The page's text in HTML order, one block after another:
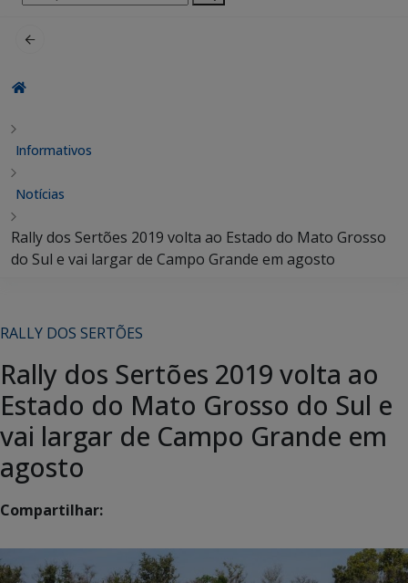
por:
Informativos
Notícias
Rally dos Sertões 2019 volta ao Estado do Mato Grosso
do Sul e vai largar de Campo Grande em agosto
RALLY DOS SERTÕES
Rally dos Sertões 2019 volta ao
Estado do Mato Grosso do Sul e
vai largar de Campo Grande em
agosto
Compartilhar: